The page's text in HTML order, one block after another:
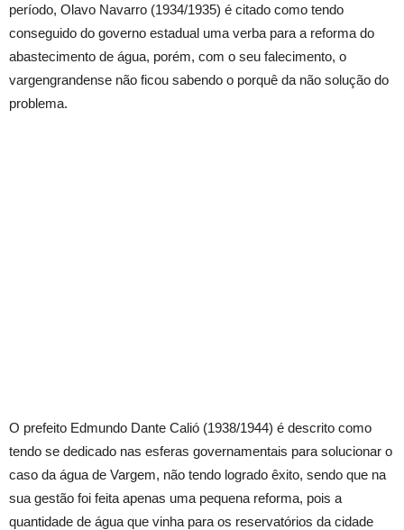
período, Olavo Navarro (1934/1935) é citado como tendo
conseguido do governo estadual uma verba para a reforma do
abastecimento de água, porém, com o seu falecimento, o
vargengrandense não ficou sabendo o porquê da não solução do
problema.
O prefeito Edmundo Dante Calió (1938/1944) é descrito como
tendo se dedicado nas esferas governamentais para solucionar o
caso da água de Vargem, não tendo logrado êxito, sendo que na
sua gestão foi feita apenas uma pequena reforma, pois a
quantidade de água que vinha para os reservatórios da cidade